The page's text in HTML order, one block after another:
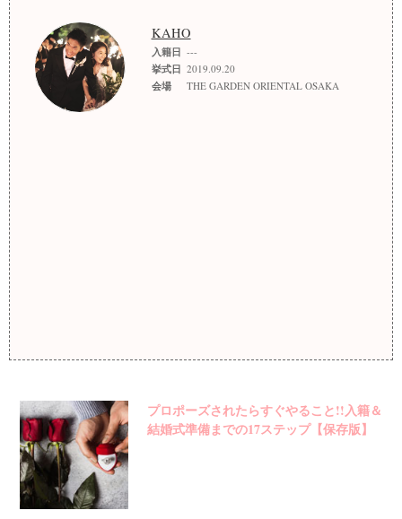
KAHO
入籍日 ---
挙式日 2019.09.20
会場 THE GARDEN ORIENTAL OSAKA
プロポーズされたらすぐやること!!入籍＆
結婚式準備までの17ステップ【保存版】